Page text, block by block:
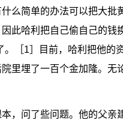
么简单的办法可以把大批
此哈利把自己偷自己的钱
［1］目前，哈利把他的
里埋了一百个金加隆。无
，问了些问题。他的父亲